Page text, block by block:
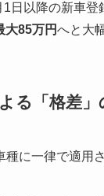
日以降の新車
大85万円へと大
る「格差」
に一律で適用